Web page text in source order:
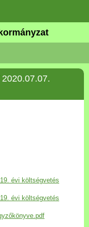
2020.07.07.
évi költségvetés
évi költségvetés